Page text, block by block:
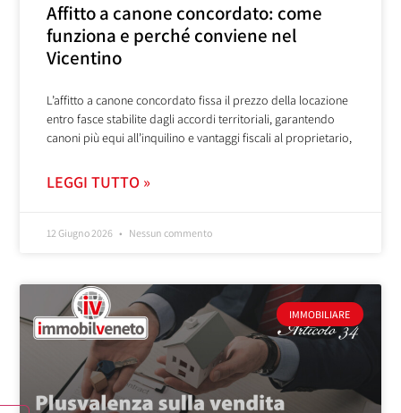
Affitto a canone concordato: come
funziona e perché conviene nel
Vicentino
L’affitto a canone concordato fissa il prezzo della locazione
entro fasce stabilite dagli accordi territoriali, garantendo
canoni più equi all’inquilino e vantaggi fiscali al proprietario,
LEGGI TUTTO »
12 Giugno 2026 Nessun commento
IMMOBILIARE